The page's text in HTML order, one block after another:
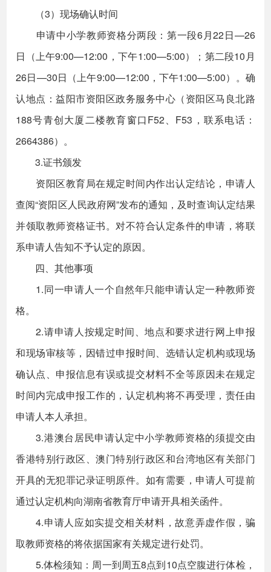
（3）现场确认时间
申请中小学教师资格分两段：第一段6月22日—26
日（上午9:00—12:00，下午1:00—5:00）；第二段10月
26日—30日（上午9:00—12:00，下午1:00—5:00）。确
认地点：益阳市资阳区政务服务中心（资阳区马良北路
188号青创大厦二楼教育窗口F52、F53，联系电话：
2664386）。
3.证书颁发
资阳区教育局在规定时间内作出认定结论，申请人
查阅“资阳区人民政府网”发布的通知，及时查询认定结果
并领取教师资格证书。对不符合认定条件的申请，将联
系申请人告知不予认定的原因。
四、其他事项
1.同一申请人一个自然年只能申请认定一种教师资
格。
2.请申请人按规定时间、地点和要求进行网上申报
和现场审核等，因错过申报时间、选错认定机构或现场
确认点、申报信息有误或提交材料不全等原因未在规定
时间内完成申报工作的，认定机构将不再受理，责任由
申请人本人承担。
3.港澳台居民申请认定中小学教师资格的须提交由
香港特别行政区、澳门特别行政区和台湾地区有关部门
开具的无犯罪记录证明原件。如有需要，申请人可提前
通过认定机构向湖南省教育厅申请开具相关函件。
4.申请人应如实提交相关材料，故意弄虚作假，骗
取教师资格的将依据国家有关规定进行处罚。
5.体检须知：周一到周五8点到10点空腹进行体检，